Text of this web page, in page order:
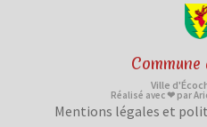
Commune
Ville
Réalisé avec ❤ par
Mentions légales et